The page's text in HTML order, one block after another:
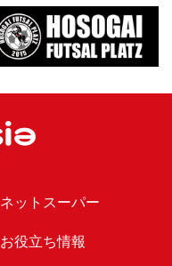
ネットスーパー
お役立ち情報